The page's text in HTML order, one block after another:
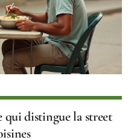
qui distingue la street